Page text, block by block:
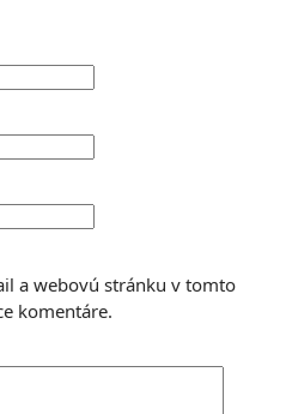
a webovú stránku v tomto
komentáre.